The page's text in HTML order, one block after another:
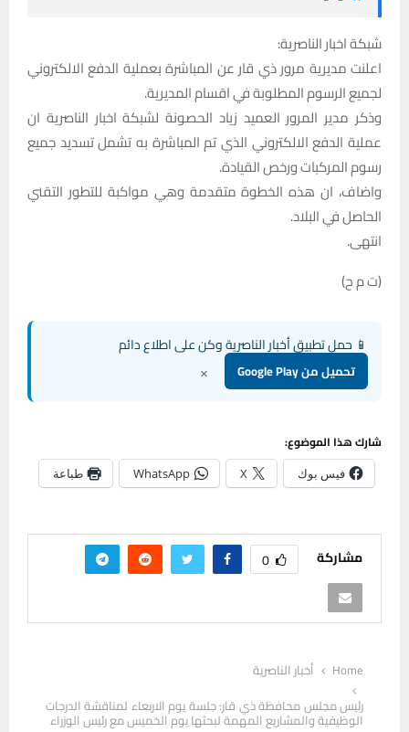
شبكة اخبار الناصرية:
اعلنت مديرية مرور ذي قار عن المباشرة بعملية الدفع الالكتروني
لجميع الرسوم المطلوبة في اقسام المديرية.
وذكر مدير المرور العميد زياد الحصونة لشبكة اخبار الناصرية ان
عملية الدفع الالكتروني الذي تم المباشرة به تشمل تسديد جميع
رسوم المركبات ورخص القيادة.
واضاف، ان هذه الخطوة متقدمة وهي مواكبة للتطور التقني
الحاصل في البلاد.
انتهى.
(ت م ح)
📱 حمل تطبيق أخبار الناصرية وكن على اطلاع دائم
تحميل من Google Play ×
شارك هذا الموضوع:
فيس بوك X
WhatsApp طباعة
مشاركة 0
Home
أخبار الناصرية
رئيس مجلس محافظة ذي قار: جلسة يوم الاربعاء لمناقشة الدرجات
الوظيفية والمشاريع المهمة لبحثها يوم الخميس مع رئيس الوزراء